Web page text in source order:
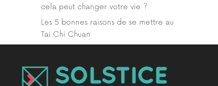
cela peut changer votre vie ?
Les 5 bonnes raisons de se mettre au
Tai Chi Chuan